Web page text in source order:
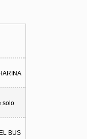
solo
BUS